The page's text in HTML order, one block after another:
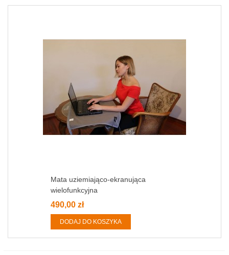
Mata uziemiająco-ekranująca
wielofunkcyjna
490,00 zł
DODAJ DO KOSZYKA